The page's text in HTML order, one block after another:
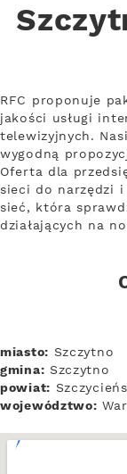
RFC proponuje
jakości usługi
telewizyjnych.
wygodną
Oferta dla
sieci do narzędzi
sieć, która
działających na
miasto: Szczytno
gmina: Szczytno
powiat:
województwo: